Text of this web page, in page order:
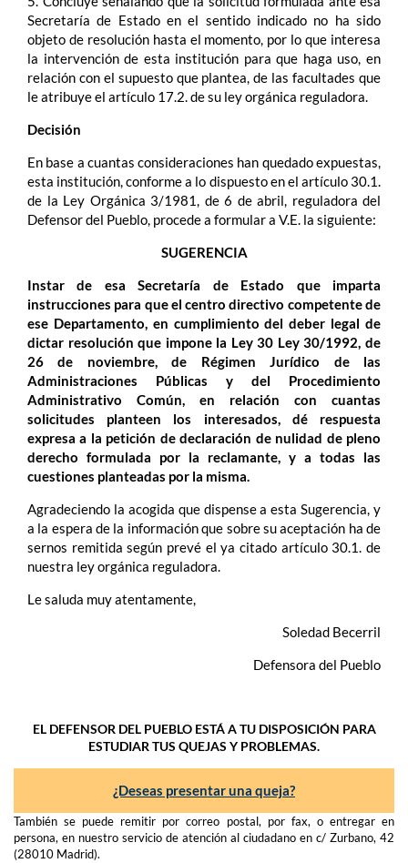
Secretaría de Estado en el sentido indicado no ha sido
objeto de resolución hasta el momento, por lo que interesa
la intervención de esta institución para que haga uso, en
relación con el supuesto que plantea, de las facultades que
le atribuye el artículo 17.2. de su ley orgánica reguladora.
Decisión
En base a cuantas consideraciones han quedado expuestas,
esta institución, conforme a lo dispuesto en el artículo 30.1.
de la Ley Orgánica 3/1981, de 6 de abril, reguladora del
Defensor del Pueblo, procede a formular a V.E. la siguiente:
SUGERENCIA
Instar de esa Secretaría de Estado que imparta
instrucciones para que el centro directivo competente de
ese Departamento, en cumplimiento del deber legal de
dictar resolución que impone la Ley 30 Ley 30/1992, de
26 de noviembre, de Régimen Jurídico de las
Administraciones Públicas y del Procedimiento
Administrativo Común, en relación con cuantas
solicitudes planteen los interesados, dé respuesta
expresa a la petición de declaración de nulidad de pleno
derecho formulada por la reclamante, y a todas las
cuestiones planteadas por la misma.
Agradeciendo la acogida que dispense a esta Sugerencia, y
a la espera de la información que sobre su aceptación ha de
sernos remitida según prevé el ya citado artículo 30.1. de
nuestra ley orgánica reguladora.
Le saluda muy atentamente,
Soledad Becerril
Defensora del Pueblo
EL DEFENSOR DEL PUEBLO ESTÁ A TU DISPOSICIÓN PARA
ESTUDIAR TUS QUEJAS Y PROBLEMAS.
¿Deseas presentar una queja?
También se puede remitir por correo postal, por fax, o entregar en
persona, en nuestro servicio de atención al ciudadano en c/ Zurbano, 42
(28010 Madrid).